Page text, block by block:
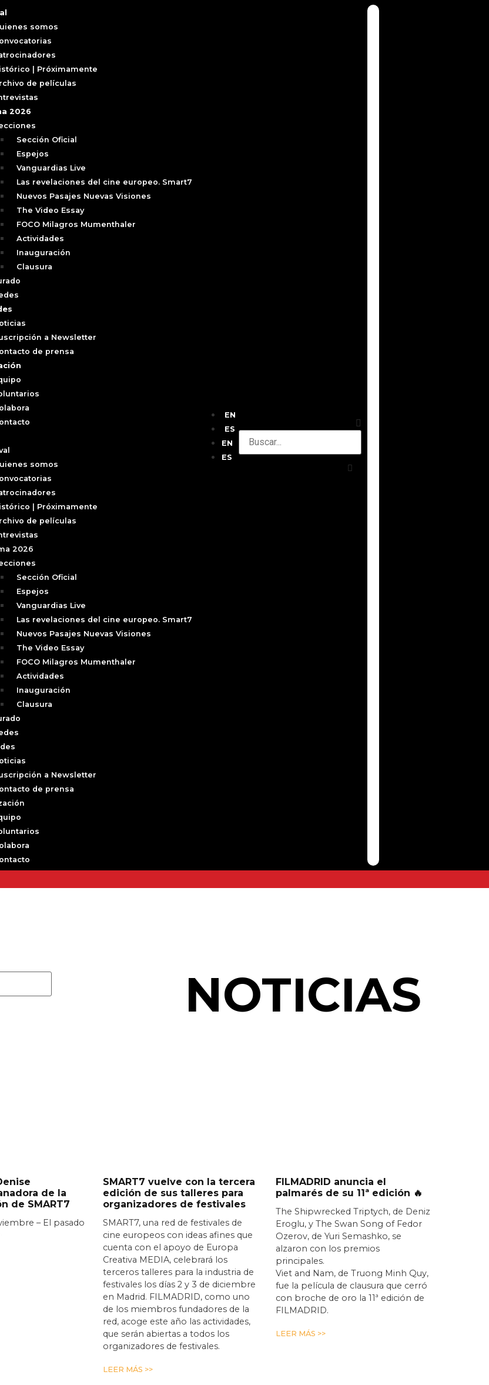
somos
| Próximamente
de películas
2026
Sección Oficial
Espejos
Vanguardias Live
Las revelaciones del cine europeo. Smart7
Nuevos Pasajes Nuevas Visiones
The Video Essay
FOCO Milagros Mumenthaler
Actividades
Inauguración
Clausura
a Newsletter
de prensa
somos
| Próximamente
de películas
2026
Sección Oficial
Espejos
Vanguardias Live
Las revelaciones del cine europeo. Smart7
Nuevos Pasajes Nuevas Visiones
The Video Essay
FOCO Milagros Mumenthaler
Actividades
Inauguración
Clausura
a Newsletter
de prensa
EN
ES
EN
ES
NOTICIAS
de la
de SMART7
– El pasado
SMART7 vuelve con la tercera
edición de sus talleres para
organizadores de festivales
SMART7, una red de festivales de
cine europeos con ideas afines que
cuenta con el apoyo de Europa
Creativa MEDIA, celebrará los
terceros talleres para la industria de
festivales los días 2 y 3 de diciembre
en Madrid. FILMADRID, como uno
de los miembros fundadores de la
red, acoge este año las actividades,
que serán abiertas a todos los
organizadores de festivales.
LEER MÁS >>
FILMADRID anuncia el
palmarés de su 11ª edición 🔥
The Shipwrecked Triptych, de Deniz
Eroglu, y The Swan Song of Fedor
Ozerov, de Yuri Semashko, se
alzaron con los premios
principales.
Viet and Nam, de Truong Minh Quy,
fue la película de clausura que cerró
con broche de oro la 11ª edición de
FILMADRID.
LEER MÁS >>